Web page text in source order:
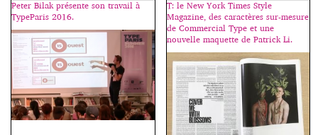
: www.typesample.com.
[…]
les ressources dédiées à
l’enseignement des médias
digitaux. Ainsi le MOOC de
l’EPSAA Ville de Paris […]
Peter Bilak présente son travail à
TypeParis 2016.
T: le New York Times Style
Magazine, des caractères sur-mesure
de Commercial Type et une
nouvelle maquette de Patrick Li.